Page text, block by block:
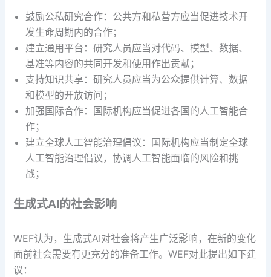
鼓励公私研究合作：公共方和私营方应当促进技术开
发生命周期内的合作；
建立通用平台：研究人员应当对代码、模型、数据、
基准等内容的共同开发和使用作出贡献；
支持知识共享：研究人员应当为公众提供计算、数据
和模型的开放访问；
加强国际合作：国际机构应当促进各国的人工智能合
作；
建立全球人工智能治理倡议：国际机构应当制定全球
人工智能治理倡议，协调人工智能面临的风险和挑
战；
生成式AI的社会影响
WEF认为，生成式AI对社会将产生广泛影响，在新的变化
面前社会需要有更充分的准备工作。WEF对此提出如下建
议：